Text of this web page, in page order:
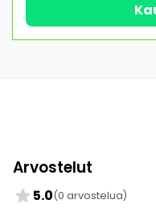
Arvostelut
star 5.0(0 arvostelua)